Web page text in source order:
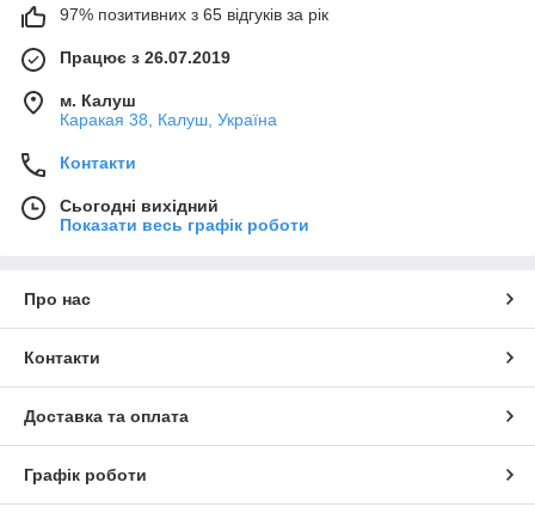
97% позитивних з 65 відгуків за рік
Працює з 26.07.2019
м. Калуш
Каракая 38, Калуш, Україна
Контакти
Сьогодні вихідний
Показати весь графік роботи
Про нас
Контакти
Доставка та оплата
Графік роботи